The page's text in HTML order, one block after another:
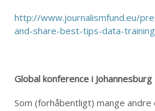
http://www.journalismfund.eu/
and-share-best-tips-data-training
Global konference i Johannesburg
Som (forhåbentligt) mange